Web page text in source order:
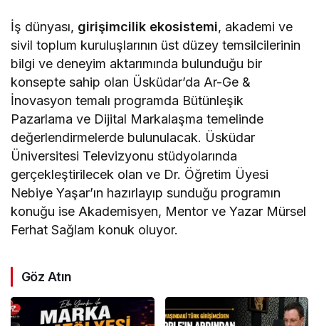
İş dünyası, girişimcilik ekosistemi, akademi ve
sivil toplum kuruluşlarının üst düzey temsilcilerinin
bilgi ve deneyim aktarımında bulunduğu bir
konsepte sahip olan Üsküdar’da Ar-Ge &
İnovasyon temalı programda Bütünleşik
Pazarlama ve Dijital Markalaşma temelinde
değerlendirmelerde bulunulacak. Üsküdar
Üniversitesi Televizyonu stüdyolarında
gerçekleştirilecek olan ve Dr. Öğretim Üyesi
Nebiye Yaşar’ın hazırlayıp sunduğu programın
konuğu ise Akademisyen, Mentor ve Yazar Mürsel
Ferhat Sağlam konuk oluyor.
Göz Atın